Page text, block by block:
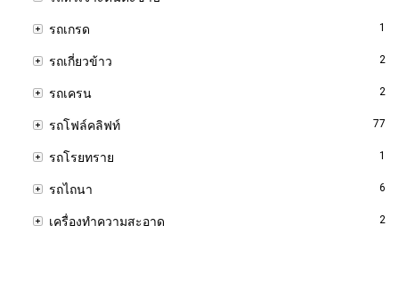
รถเกรด 1
รถเกี่ยวข้าว 2
รถเครน 2
รถโฟล์คลิฟท์ 77
รถโรยทราย 1
รถไถนา 6
เครื่องทำความสะอาด 2